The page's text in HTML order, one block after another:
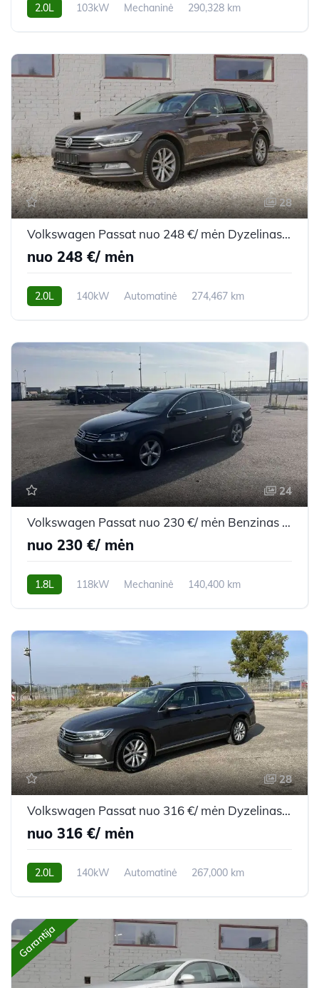
2.0L 103kW Mechaninė
290,328 km
28
Volkswagen Passat nuo 248 €/ mėn Dyzelinas 2018m. Universalas Automatinė
nuo 248 €/ mėn
2.0L 140kW Automatinė
274,467 km
24
Volkswagen Passat nuo 230 €/ mėn Benzinas 2012m. Sedanas Mechaninė
nuo 230 €/ mėn
1.8L 118kW Mechaninė
140,400 km
28
Volkswagen Passat nuo 316 €/ mėn Dyzelinas 2017m. Universalas Automatinė
nuo 316 €/ mėn
2.0L 140kW Automatinė
267,000 km
Garantija